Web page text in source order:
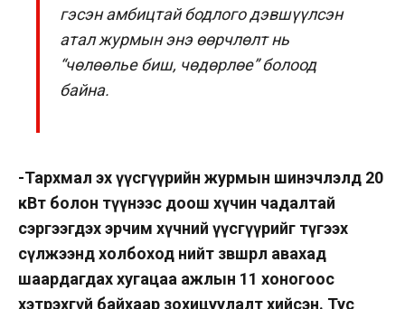
гэсэн амбицтай бодлого дэвшүүлсэн
атал журмын энэ өөрчлөлт нь
“чөлөөлье биш, чөдөрлөе” болоод
байна.
-Тархмал эх үүсгүүрийн журмын шинэчлэлд 20
кВт болон түүнээс доош хүчин чадалтай
сэргээгдэх эрчим хүчний үүсгүүрийг түгээх
сүлжээнд холбоход нийт зөвшөөрөл авахад
шаардагдах хугацаа ажлын 11 хоногоос
хэтрэхгүй байхаар зохицуулалт хийсэн. Тус